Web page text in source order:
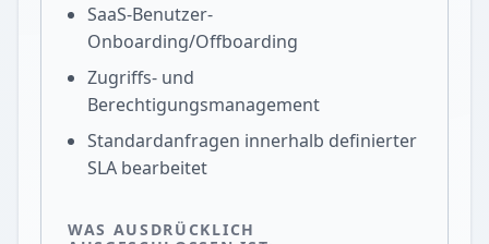
SaaS-Benutzer-
Onboarding/Offboarding
Zugriffs- und
Berechtigungsmanagement
Standardanfragen innerhalb definierter
SLA bearbeitet
WAS AUSDRÜCKLICH